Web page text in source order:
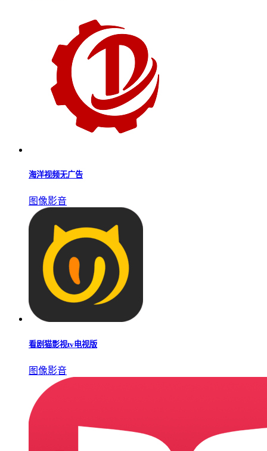
海洋视频无广告
图像影音
看剧猫影视tv电视版
图像影音